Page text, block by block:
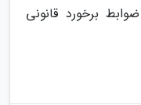
برخورد قانونی